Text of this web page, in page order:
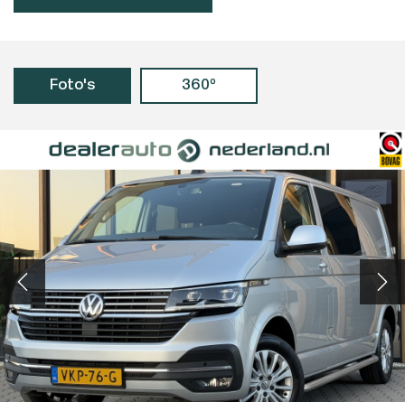
Foto's 360º